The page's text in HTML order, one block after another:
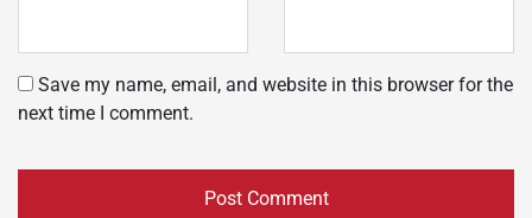
Save my name, email, and website in this browser for the
next time I comment.